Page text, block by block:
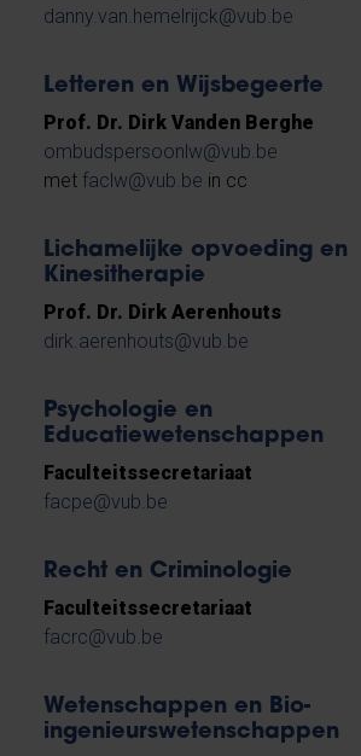
danny.van.hemelrijck@vub.be
Letteren en Wijsbegeerte
Prof. Dr. Dirk Vanden Berghe
ombudspersoonlw@vub.be
met faclw@vub.be in cc
Lichamelijke opvoeding en
Kinesitherapie
Prof. Dr. Dirk Aerenhouts
dirk.aerenhouts@vub.be
Psychologie en
Educatiewetenschappen
Faculteitssecretariaat
facpe@vub.be
Recht en Criminologie
Faculteitssecretariaat
facrc@vub.be
Wetenschappen en Bio-
ingenieurswetenschappen